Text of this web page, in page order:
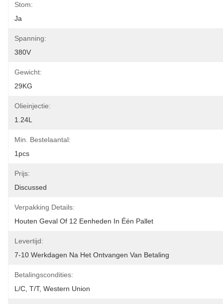
Stom:
Ja
Spanning:
380V
Gewicht:
29KG
Olieinjectie:
1.24L
Min. Bestelaantal:
1pcs
Prijs:
Discussed
Verpakking Details:
Houten Geval Of 12 Eenheden In Één Pallet
Levertijd:
7-10 Werkdagen Na Het Ontvangen Van Betaling
Betalingscondities:
L/C, T/T, Western Union